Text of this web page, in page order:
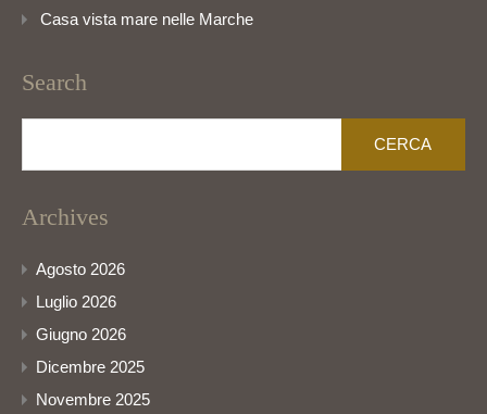
Casa vista mare nelle Marche
Search
Archives
Agosto 2026
Luglio 2026
Giugno 2026
Dicembre 2025
Novembre 2025